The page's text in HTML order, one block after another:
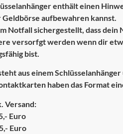
enthält einen
Geldbörse aufbewahren kannst.
Notfall sichergestellt, dass
versorfgt werden wenn dir
bist.
aus einem
haben das Format
Versand:
Euro
Euro